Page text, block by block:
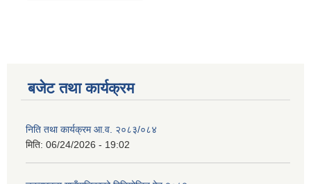
बजेट तथा कार्यक्रम
निति तथा कार्यक्रम आ‍.व. २०८३/०८४
मिति: 06/24/2026 - 19:02